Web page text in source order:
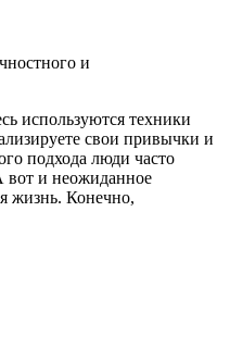
и
используются техники
свои привычки и
подхода люди часто
вот и неожиданное
жизнь. Конечно,